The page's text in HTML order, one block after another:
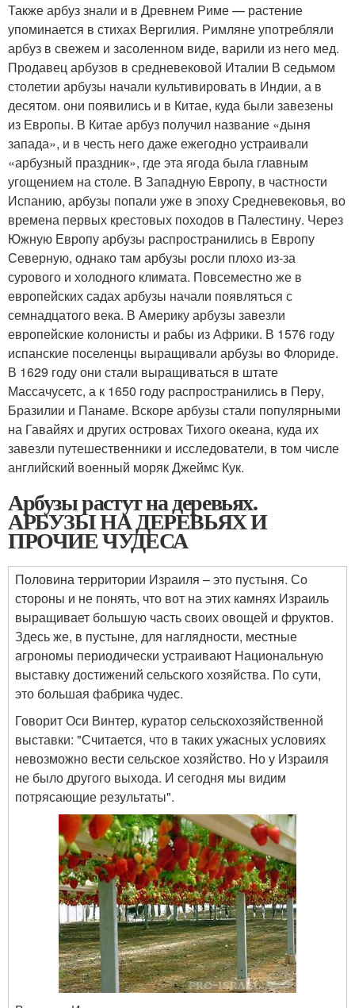
Также арбуз знали и в Древнем Риме — растение
упоминается в стихах Вергилия. Римляне употребляли
арбуз в свежем и засоленном виде, варили из него мед.
Продавец арбузов в средневековой Италии В седьмом
столетии арбузы начали культивировать в Индии, а в
десятом. они появились и в Китае, куда были завезены
из Европы. В Китае арбуз получил название «дыня
запада», и в честь него даже ежегодно устраивали
«арбузный праздник», где эта ягода была главным
угощением на столе. В Западную Европу, в частности
Испанию, арбузы попали уже в эпоху Средневековья, во
времена первых крестовых походов в Палестину. Через
Южную Европу арбузы распространились в Европу
Северную, однако там арбузы росли плохо из-за
сурового и холодного климата. Повсеместно же в
европейских садах арбузы начали появляться с
семнадцатого века. В Америку арбузы завезли
европейские колонисты и рабы из Африки. В 1576 году
испанские поселенцы выращивали арбузы во Флориде.
В 1629 году они стали выращиваться в штате
Массачусетс, а к 1650 году распространились в Перу,
Бразилии и Панаме. Вскоре арбузы стали популярными
на Гавайях и других островах Тихого океана, куда их
завезли путешественники и исследователи, в том числе
английский военный моряк Джеймс Кук.
Арбузы растут на деревьях.
АРБУЗЫ НА ДЕРЕВЬЯХ И
ПРОЧИЕ ЧУДЕСА
Половина территории Израиля – это пустыня. Со
стороны и не понять, что вот на этих камнях Израиль
выращивает большую часть своих овощей и фруктов.
Здесь же, в пустыне, для наглядности, местные
агрономы периодически устраивают Национальную
выставку достижений сельского хозяйства. По сути,
это большая фабрика чудес.
Говорит Оси Винтер, куратор сельскохозяйственной
выставки: "Считается, что в таких ужасных условиях
невозможно вести сельское хозяйство. Но у Израиля
не было другого выхода. И сегодня мы видим
потрясающие результаты".